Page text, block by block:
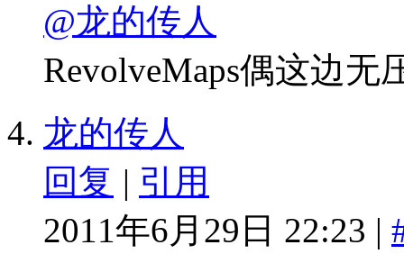
@龙的传人
RevolveMaps偶这边
龙的传人
回复 | 引用
2011年6月29日 22:23 |